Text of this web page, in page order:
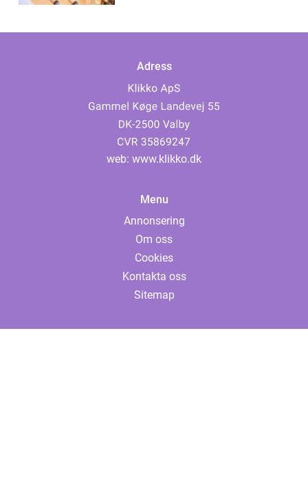
Adress
web: www.klikko.dk
Menu
Annonsering
Om oss
Cookies
Kontakta oss
Sitemap